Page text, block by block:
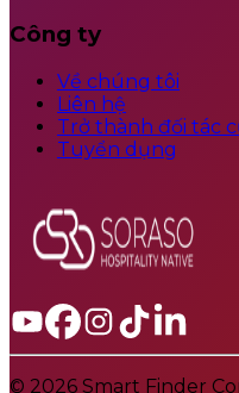
Công ty
Về chúng tôi
Liên hệ
Trở thành đối tác
Tuyển dụng
© 2026 Smart Finder